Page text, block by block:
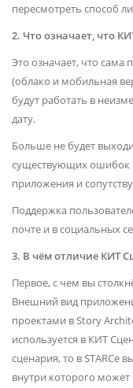
пересмотреть способ
2. Что означает, что
Это означает, что сама
(облако и мобильная
будут работать в
дату.
Больше не будет
существующих ошибок
приложения и
Поддержка
почте и в социальных
3. В чём отличие КИТ
Первое, с чем вы
Внешний вид
проектами в Story
используется в КИТ
сценария, то в STARCе
внутри которого